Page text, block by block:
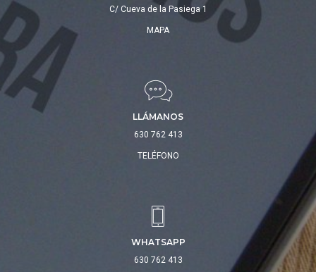
C/ Cueva de la Pasiega 1
MAPA
LLÁMANOS
630 762 413
TELÉFONO
WHATSAPP
630 762 413